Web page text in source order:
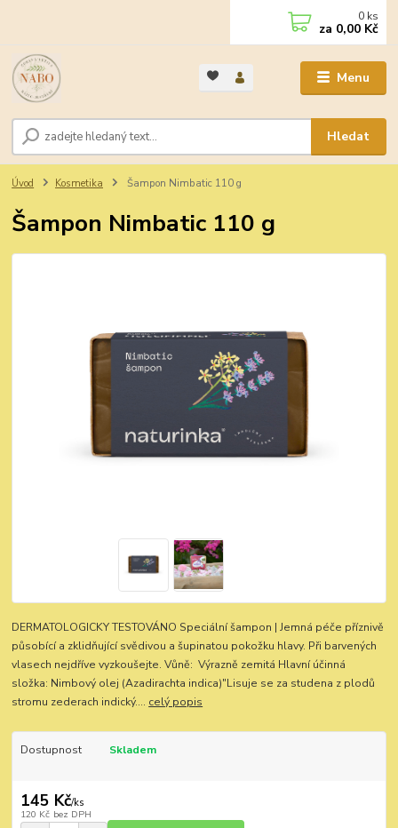
Menu
Hledat
0 ks
za 0,00 Kč
Úvod Kosmetika Šampon Nimbatic 110 g
Šampon Nimbatic 110 g
DERMATOLOGICKY TESTOVÁNO Speciální šampon | Jemná péče příznivě
působící a zklidňující svědivou a šupinatou pokožku hlavy. Při barvených
vlasech nejdříve vyzkoušejte. Vůně: Výrazně zemitá Hlavní účinná
složka: Nimbový olej (Azadirachta indica)"Lisuje se za studena z plodů
stromu zederach indický.... celý popis
Dostupnost Skladem
145 Kč/ks
120 Kč bez DPH